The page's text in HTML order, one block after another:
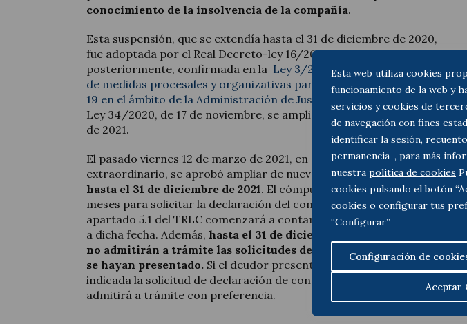
Esta web utiliza cookies
funcionamiento de la web y
servicios y cookies de
de navegación con fines
identificar la sesión,
permanencia-, para más
nuestra politica de cookies
cookies pulsando el botón
cookies o configurar tus
“Configurar”
Configuración de
Aceptar
conocimiento de la insolvencia de la compañía.
Esta suspensión, que se extendía hasta el 31 de diciembre de 2020,
fue adoptada por el Real Decreto-ley 16/20202, de 28 de abril y
posteriormente, confirmada en la Ley 3/2020, de 18 de septiembre,
de medidas procesales y organizativas para hacer frente al COVID-
19 en el ámbito de la Administración de Justicia
. Con el Real Decreto
Ley 34/2020, de 17 de noviembre, se ampliaba hasta el 14 de mazo
de 2021.
El pasado viernes 12 de marzo de 2021, en Consejo de Ministros
extraordinario, se aprobó ampliar de nuevo la moratoria concursal
hasta el 31 de diciembre de 2021. El cómputo del plazo de dos
meses para solicitar la declaración del concurso previsto en el
apartado 5.1 del TRLC comenzará a contar a partir del día siguiente
a dicha fecha. Además, hasta el 31 de diciembre de 2021, los jueces
no admitirán a trámite las solicitudes de concurso necesario que
se hayan presentado. Si el deudor presenta a partir de la fecha
indicada la solicitud de declaración de concurso voluntario, se
admitirá a trámite con preferencia.